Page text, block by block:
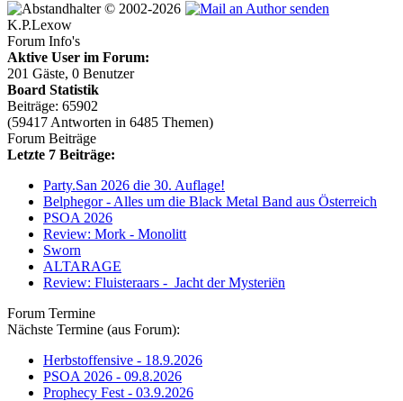
© 2002-2026
K.P.Lexow
Forum Info's
Aktive User im Forum:
201 Gäste, 0 Benutzer
Board Statistik
Beiträge: 65902
(59417 Antworten in 6485 Themen)
Forum Beiträge
Letzte 7 Beiträge:
Party.San 2026 die 30. Auflage!
Belphegor - Alles um die Black Metal Band aus Österreich
PSOA 2026
Review: Mork - Monolitt
Sworn
ALTARAGE
Review: Fluisteraars - Jacht der Mysteriën
Forum Termine
Nächste Termine (aus Forum):
Herbstoffensive - 18.9.2026
PSOA 2026 - 09.8.2026
Prophecy Fest - 03.9.2026